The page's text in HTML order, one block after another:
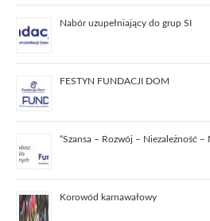
Nabór uzupełniający do grup SI
FESTYN FUNDACJI DOM
“Szansa – Rozwój – Niezależność
Korowód karnawałowy